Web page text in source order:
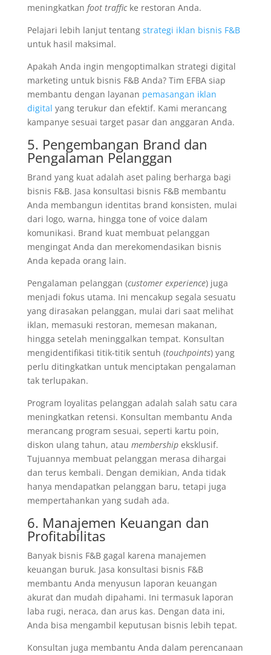
meningkatkan foot trafficke restoran Anda.
Pelajari lebih lanjut tentang strategi iklan bisnis F&B
untuk hasil maksimal.
Apakah Anda ingin mengoptimalkan strategi digital
marketing untuk bisnis F&B Anda? Tim EFBA siap
membantu dengan layanan pemasangan iklan
digital yang terukur dan efektif. Kami merancang
kampanye sesuai target pasar dan anggaran Anda.
5. Pengembangan Brand dan
Pengalaman Pelanggan
Brand yang kuat adalah aset paling berharga bagi
bisnis F&B. Jasa konsultasi bisnis F&B membantu
Anda membangun identitas brand konsisten, mulai
dari logo, warna, hingga tone of voice dalam
komunikasi. Brand kuat membuat pelanggan
mengingat Anda dan merekomendasikan bisnis
Anda kepada orang lain.
Pengalaman pelanggan (customer experience) juga
menjadi fokus utama. Ini mencakup segala sesuatu
yang dirasakan pelanggan, mulai dari saat melihat
iklan, memasuki restoran, memesan makanan,
hingga setelah meninggalkan tempat. Konsultan
mengidentifikasi titik-titik sentuh (touchpoints) yang
perlu ditingkatkan untuk menciptakan pengalaman
tak terlupakan.
Program loyalitas pelanggan adalah salah satu cara
meningkatkan retensi. Konsultan membantu Anda
merancang program sesuai, seperti kartu poin,
diskon ulang tahun, atau membershipeksklusif.
Tujuannya membuat pelanggan merasa dihargai
dan terus kembali. Dengan demikian, Anda tidak
hanya mendapatkan pelanggan baru, tetapi juga
mempertahankan yang sudah ada.
6. Manajemen Keuangan dan
Profitabilitas
Banyak bisnis F&B gagal karena manajemen
keuangan buruk. Jasa konsultasi bisnis F&B
membantu Anda menyusun laporan keuangan
akurat dan mudah dipahami. Ini termasuk laporan
laba rugi, neraca, dan arus kas. Dengan data ini,
Anda bisa mengambil keputusan bisnis lebih tepat.
Konsultan juga membantu Anda dalam perencanaan